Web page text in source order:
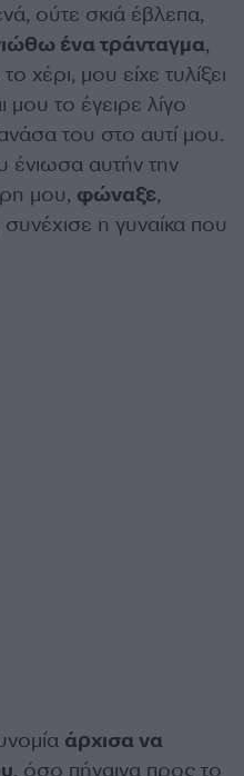
ούτε σκιά έβλεπα,
ένα τράνταγμα,
χέρι, μου είχε τυλίξει
μου το έγειρε λίγο
του στο αυτί μου.
ένιωσα αυτήν την
μου, φώναξε,
η γυναίκα που
άρχισα να
, όσο πήγαινα προς το